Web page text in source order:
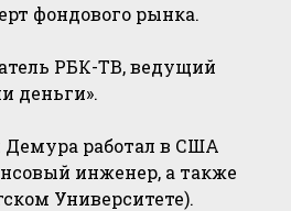
фондового рынка.
РБК-ТВ, ведущий
деньги».
Демура работал в США
инженер, а также
Университете).